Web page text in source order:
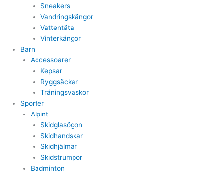
Sneakers
Vandringskängor
Vattentäta
Vinterkängor
Barn
Accessoarer
Kepsar
Ryggsäckar
Träningsväskor
Sporter
Alpint
Skidglasögon
Skidhandskar
Skidhjälmar
Skidstrumpor
Badminton